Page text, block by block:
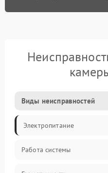
Виды неисправностей
Электропитание
Работа системы